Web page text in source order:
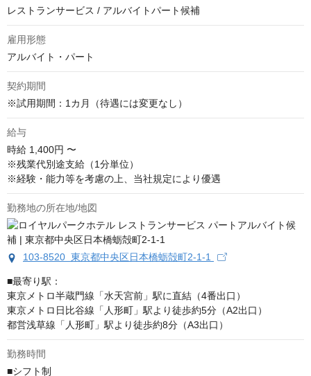
レストランサービス / アルバイトパート候補
雇用形態
アルバイト・パート
契約期間
※試用期間：1カ月（待遇には変更なし）
給与
時給 1,400円 〜
※残業代別途支給（1分単位）
※経験・能力等を考慮の上、当社規定により優遇
勤務地の所在地/地図
103-8520 東京都中央区日本橋蛎殻町2-1-1
■最寄り駅：
東京メトロ半蔵門線「水天宮前」駅に直結（4番出口）
東京メトロ日比谷線「人形町」駅より徒歩約5分（A2出口）
都営浅草線「人形町」駅より徒歩約8分（A3出口）
勤務時間
■シフト制